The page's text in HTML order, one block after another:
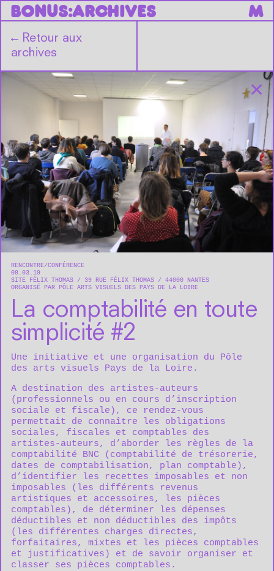
BONUS:ARCHIVES M
← Retour aux
archives
✕
RENCONTRE/CONFÉRENCE
08.03.19
SITE FÉLIX THOMAS
39 RUE FÉLIX THOMAS 44000 NANTES
ORGANISÉ PAR PÔLE ARTS VISUELS DES PAYS DE LA LOIRE
La comptabilité en toute
simplicité #2
Une initiative et une organisation du Pôle
des arts visuels Pays de la Loire.
A destination des artistes-auteurs
(professionnels ou en cours d’inscription
sociale et fiscale), ce rendez-vous
permettait de connaître les obligations
sociales, fiscales et comptables des
artistes-auteurs, d’aborder les règles de la
comptabilité BNC (comptabilité de trésorerie,
dates de comptabilisation, plan comptable),
d’identifier les recettes imposables et non
imposables (les différents revenus
artistiques et accessoires, les pièces
comptables), de déterminer les dépenses
déductibles et non déductibles des impôts
(les différentes charges directes,
forfaitaires, mixtes et les pièces comptables
et justificatives) et de savoir organiser et
classer ses pièces comptables.